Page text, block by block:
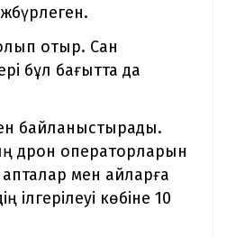
отыр. Сан
бұл бағытта да
байланыстырады.
дрон операторларын
мен айларға
көбіне 10